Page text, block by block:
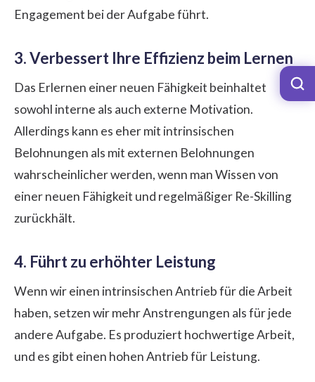
Engagement bei der Aufgabe führt.
3. Verbessert Ihre Effizienz beim Lernen
Das Erlernen einer neuen Fähigkeit beinhaltet
sowohl interne als auch externe Motivation.
Allerdings kann es eher mit intrinsischen
Belohnungen als mit externen Belohnungen
wahrscheinlicher werden, wenn man Wissen von
einer neuen Fähigkeit und regelmäßiger Re-Skilling
zurückhält.
4. Führt zu erhöhter Leistung
Wenn wir einen intrinsischen Antrieb für die Arbeit
haben, setzen wir mehr Anstrengungen als für jede
andere Aufgabe. Es produziert hochwertige Arbeit,
und es gibt einen hohen Antrieb für Leistung.